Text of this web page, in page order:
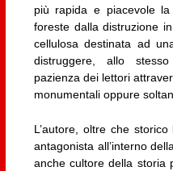
più rapida e piacevole
foreste dalla distruzione
cellulosa destinata ad
distruggere, allo
pazienza dei lettori
monumentali oppure
L’autore, oltre che
antagonista all’interno
anche cultore della storia